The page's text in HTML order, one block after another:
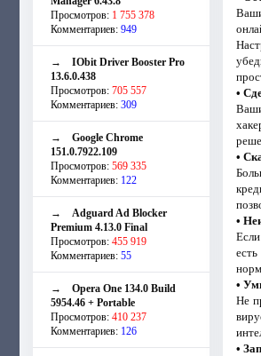
Просмотров: 1 755 378
Комментариев: 949
→ IObit Driver Booster Pro
13.6.0.438
Просмотров: 705 557
Комментариев: 309
→ Google Chrome
151.0.7922.109
Просмотров: 569 335
Комментариев: 122
→ Adguard Ad Blocker
Premium 4.13.0 Final
Просмотров: 455 919
Комментариев: 55
→ Opera One 134.0 Build
5954.46 + Portable
Просмотров: 410 237
Комментариев: 126
•
•
•
•
Не
•